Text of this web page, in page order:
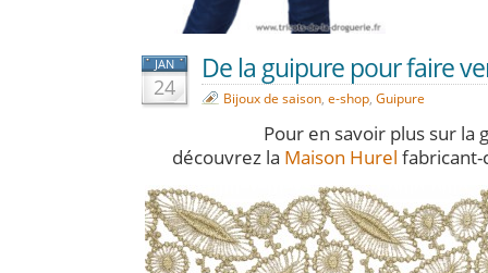
JAN
24
De la guipure pour faire
Bijoux de saison, e-shop, Guipure
Pour en savoir plus sur la
découvrez la Maison Hurel